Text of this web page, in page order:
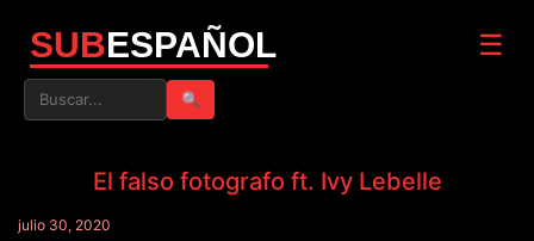
SUBESPAÑOL ☰
🔍
El falso fotografo ft. Ivy Lebelle
julio 30, 2020